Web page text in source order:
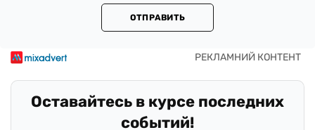
ОТПРАВИТЬ
Оставайтесь в курсе последних
событий!